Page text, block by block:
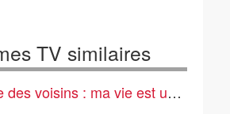
TV similaires
voisins : ma vie est un enfer